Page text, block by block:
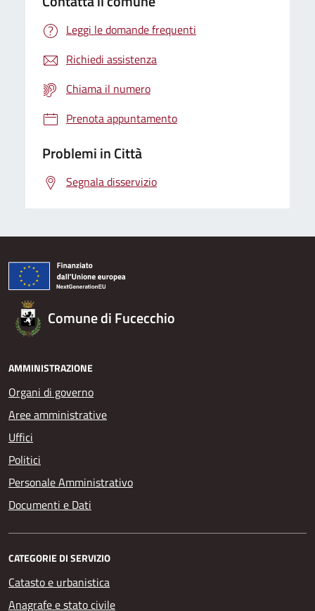
Leggi le domande frequenti
Richiedi assistenza
Chiama il numero
Prenota appuntamento
Problemi in Città
Segnala disservizio
Comune di Fucecchio
AMMINISTRAZIONE
Organi di governo
Aree amministrative
Uffici
Politici
Personale Amministrativo
Documenti e Dati
CATEGORIE DI SERVIZIO
Catasto e urbanistica
Anagrafe e stato civile